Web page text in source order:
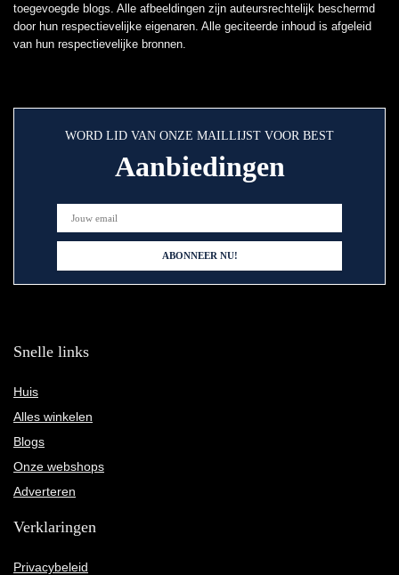
toegevoegde blogs. Alle afbeeldingen zijn auteursrechtelijk beschermd
door hun respectievelijke eigenaren. Alle geciteerde inhoud is afgeleid
van hun respectievelijke bronnen.
WORD LID VAN ONZE MAILLIJST VOOR BEST
Aanbiedingen
Snelle links
Huis
Alles winkelen
Blogs
Onze webshops
Adverteren
Verklaringen
Privacybeleid